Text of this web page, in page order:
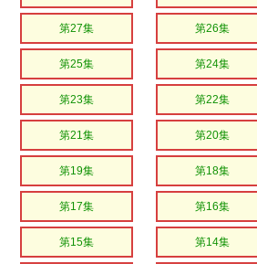
第27集 第26集
第25集 第24集
第23集 第22集
第21集 第20集
第19集 第18集
第17集 第16集
第15集 第14集